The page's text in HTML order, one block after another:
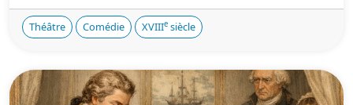
Théâtre Comédie XVIIIe siècle